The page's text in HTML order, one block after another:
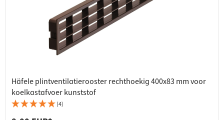
Häfele plintventilatierooster rechthoekig 400x83 mm voor
koelkastafvoer kunststof
(4)